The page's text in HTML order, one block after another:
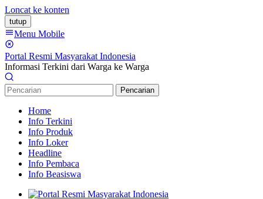
Loncat ke konten
tutup
Menu Mobile
Portal Resmi Masyarakat Indonesia
Informasi Terkini dari Warga ke Warga
Pencarian
Home
Info Terkini
Info Produk
Info Loker
Headline
Info Pembaca
Info Beasiswa